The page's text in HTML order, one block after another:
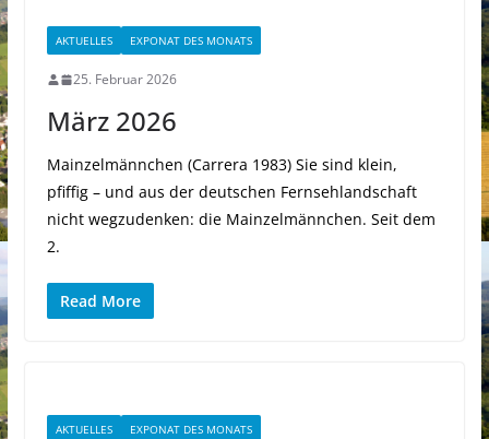
AKTUELLES EXPONAT DES MONATS
25. Februar 2026
März 2026
Mainzelmännchen (Carrera 1983) Sie sind klein,
pfiffig – und aus der deutschen Fernsehlandschaft
nicht wegzudenken: die Mainzelmännchen. Seit dem
2.
Read More
AKTUELLES EXPONAT DES MONATS